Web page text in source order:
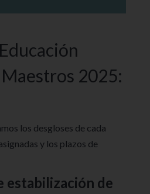
2025:
los desgloses de cada
y los plazos de
estabilización de